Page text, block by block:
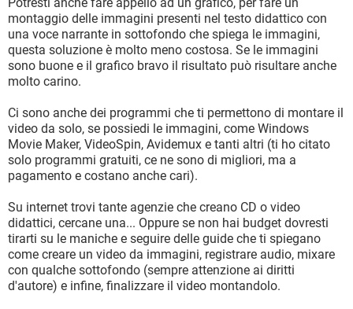
montaggio delle immagini presenti nel testo didattico con
una voce narrante in sottofondo che spiega le immagini,
questa soluzione è molto meno costosa. Se le immagini
sono buone e il grafico bravo il risultato può risultare anche
molto carino.
Ci sono anche dei programmi che ti permettono di montare il
video da solo, se possiedi le immagini, come Windows
Movie Maker, VideoSpin, Avidemux e tanti altri (ti ho citato
solo programmi gratuiti, ce ne sono di migliori, ma a
pagamento e costano anche cari).
Su internet trovi tante agenzie che creano CD o video
didattici, cercane una... Oppure se non hai budget dovresti
tirarti su le maniche e seguire delle guide che ti spiegano
come creare un video da immagini, registrare audio, mixare
con qualche sottofondo (sempre attenzione ai diritti
d'autore) e infine, finalizzare il video montandolo.